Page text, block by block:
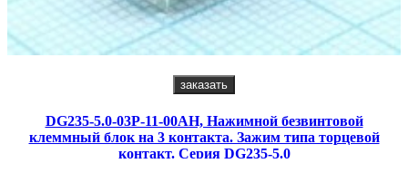
заказать
DG235-5.0-03P-11-00AH, Нажимной безвинтовой
клеммный блок на 3 контакта. Зажим типа торцевой
контакт. Серия DG235-5.0